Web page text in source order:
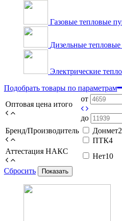
Газовые тепловые
Дизельные
Электрические
Подобрать товары по параметрам
Оптовая цена итого
от
до
Бренд/Производитель
Донмет2
ПТК4
Аттестация НАКС
Нет10
Сбросить
Показать